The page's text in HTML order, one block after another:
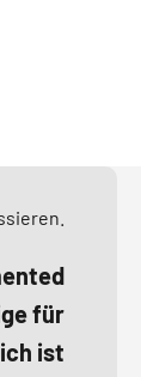
für
ist